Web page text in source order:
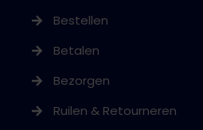
Bestellen
Betalen
Bezorgen
Ruilen & Retourneren